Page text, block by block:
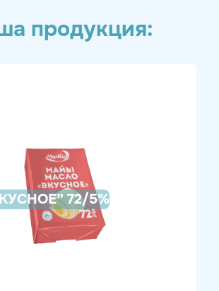
продукция:
72/5%